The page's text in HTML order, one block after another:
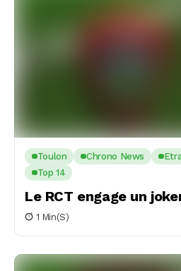
Toulon Chrono News
Top 14
Le RCT engage un
1 Min(s)